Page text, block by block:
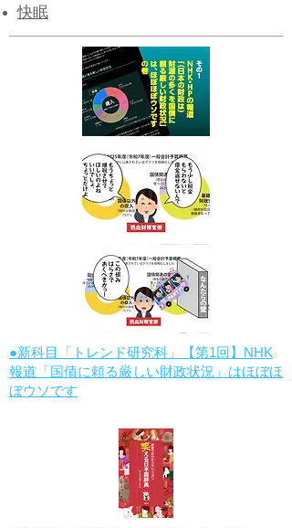
快眠
●新科目「トレンド研究科」【第1回】NHK
報道「国債に頼る厳しい財政状況」はほぼほ
ぼウソです